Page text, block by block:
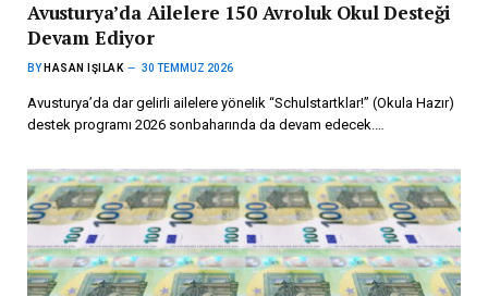
Avusturya’da Ailelere 150 Avroluk Okul Desteği
Devam Ediyor
BY HASAN IŞILAK 30 TEMMUZ 2026
Avusturya’da dar gelirli ailelere yönelik “Schulstartklar!” (Okula Hazır)
destek programı 2026 sonbaharında da devam edecek.…